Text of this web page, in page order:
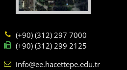
(+90) (312) 297 7000
(+90) (312) 299 2125
info@ee.hacettepe.edu.tr